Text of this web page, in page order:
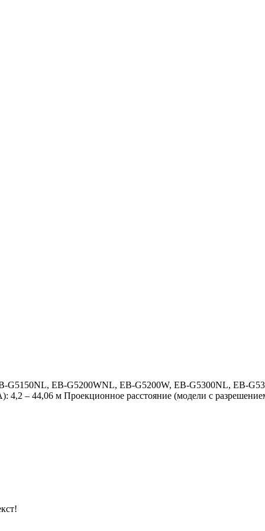
G5150NL, EB-G5200WNL, EB-G5200W, EB-G5300NL, EB-
4,2 – 44,06 м Проекционное расстояние (модели с